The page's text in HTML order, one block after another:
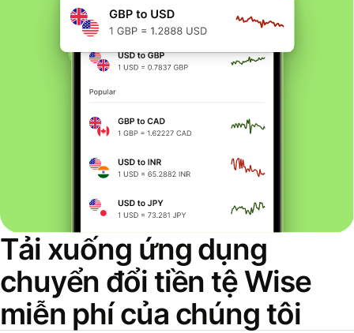
Tải xuống ứng dụng
chuyển đổi tiền tệ Wise
miễn phí của chúng tôi